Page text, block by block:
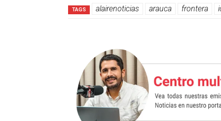
TAGS alairenoticias arauca frontera